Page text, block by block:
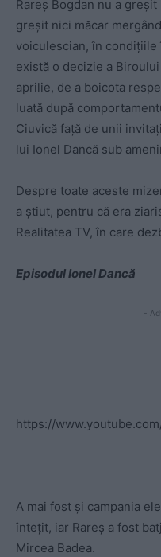
Rareș Bogdan nu a
greșit nici măcar
voiculescian, în
există o decizie a
aprilie, de a boicota
luată după
Ciuvică față de unii
lui Ionel Dancă sub
Despre toate aceste
a știut, pentru că era
Realitatea TV, în care
Episodul Ionel Dancă
-
https://
A mai fost și campania
întețit, iar Rareș a fost
Mircea Badea.